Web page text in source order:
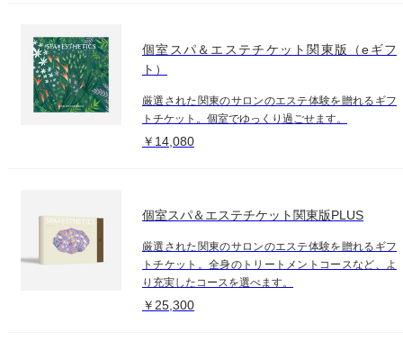
個室スパ＆エステチケット関東版（eギフ
ト）
厳選された関東のサロンのエステ体験を贈れるギフ
トチケット。個室でゆっくり過ごせます。
￥14,080
個室スパ＆エステチケット関東版PLUS
厳選された関東のサロンのエステ体験を贈れるギフ
トチケット。全身のトリートメントコースなど、よ
り充実したコースを選べます。
￥25,300